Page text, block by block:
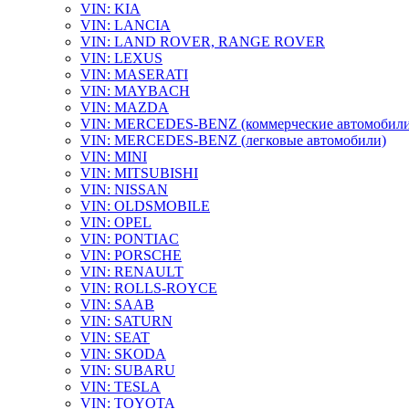
VIN: KIA
VIN: LANCIA
VIN: LAND ROVER, RANGE ROVER
VIN: LEXUS
VIN: MASERATI
VIN: MAYBACH
VIN: MAZDA
VIN: MERCEDES-BENZ (коммерческие
VIN: MERCEDES-BENZ (легковые автомобили)
VIN: MINI
VIN: MITSUBISHI
VIN: NISSAN
VIN: OLDSMOBILE
VIN: OPEL
VIN: PONTIAC
VIN: PORSCHE
VIN: RENAULT
VIN: ROLLS-ROYCE
VIN: SAAB
VIN: SATURN
VIN: SEAT
VIN: SKODA
VIN: SUBARU
VIN: TESLA
VIN: TOYOTA